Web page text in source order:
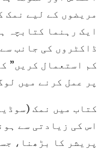
مریضوں کے لیے نمک
ایک رہنما کتابچہ
ڈاکٹروں کی جانب
کم استعمال کریں”
پر عمل کرنے میں
کتاب میں نمک
اس کی زیادتی سے
پریشر کا بڑھنا،